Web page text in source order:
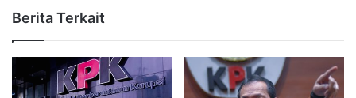
Berita Terkait